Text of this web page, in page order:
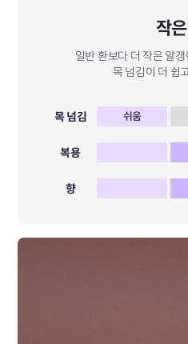
작
일반 환보다 더 작은 알
목 넘김이 더 쉽
목 넘김 쉬움
복용
향